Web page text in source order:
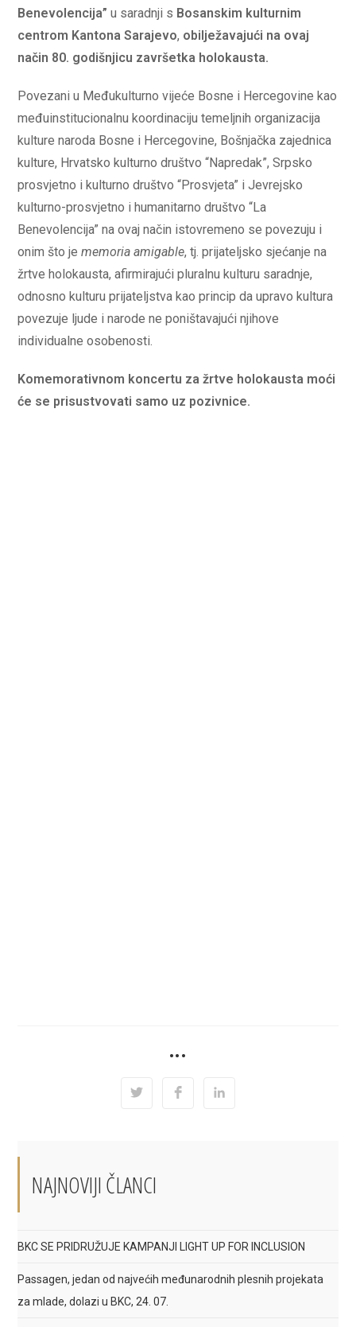
Benevolencija” u saradnji s Bosanskim kulturnim
centrom Kantona Sarajevo, obilježavajući na ovaj
način 80. godišnjicu završetka holokausta.
Povezani u Međukulturno vijeće Bosne i Hercegovine kao
međuinstitucionalnu koordinaciju temeljnih organizacija
kulture naroda Bosne i Hercegovine, Bošnjačka zajednica
kulture, Hrvatsko kulturno društvo “Napredak”, Srpsko
prosvjetno i kulturno društvo “Prosvjeta” i Jevrejsko
kulturno-prosvjetno i humanitarno društvo “La
Benevolencija” na ovaj način istovremeno se povezuju i
onim što jememoria amigable, tj. prijateljsko sjećanje na
žrtve holokausta, afirmirajući pluralnu kulturu saradnje,
odnosno kulturu prijateljstva kao princip da upravo kultura
povezuje ljude i narode ne poništavajući njihove
individualne osobenosti.
Komemorativnom koncertu za žrtve holokausta moći
će se prisustvovati samo uz pozivnice.
•••
Opens
Opens
Opens
NAJNOVIJI ČLANCI
BKC SE PRIDRUŽUJE KAMPANJI LIGHT UP FOR INCLUSION
Passagen, jedan od najvećih međunarodnih plesnih projekata
za mlade, dolazi u BKC, 24. 07.